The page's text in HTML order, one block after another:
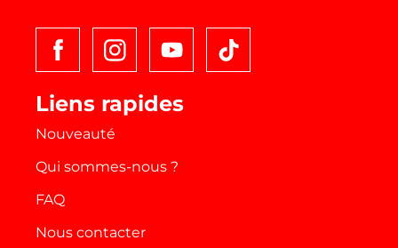
t
o
k
Liens rapides
Nouveauté
Qui sommes-nous ?
FAQ
Nous contacter